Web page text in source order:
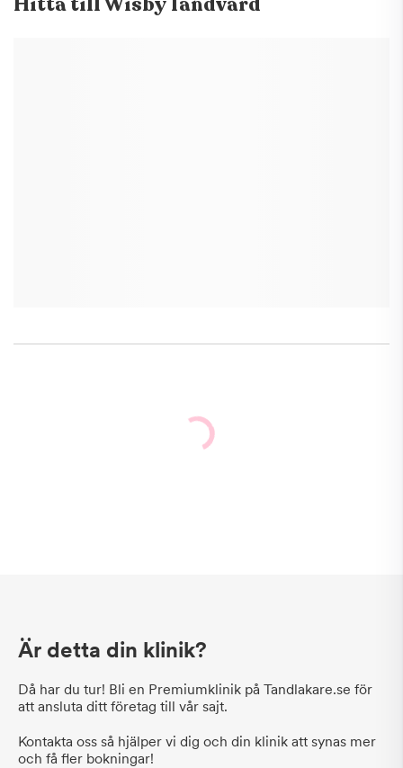
Är detta din klinik?
Då har du tur! Bli en Premiumklinik på Tandlakare.se för
att ansluta ditt företag till vår sajt.
Kontakta oss så hjälper vi dig och din klinik att synas mer
och få fler bokningar!